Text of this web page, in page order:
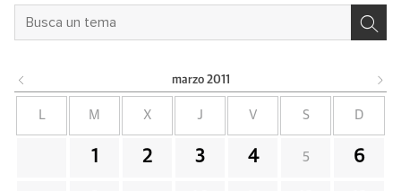
marzo 2011
M X J V S D
1 2 3 4 5 6